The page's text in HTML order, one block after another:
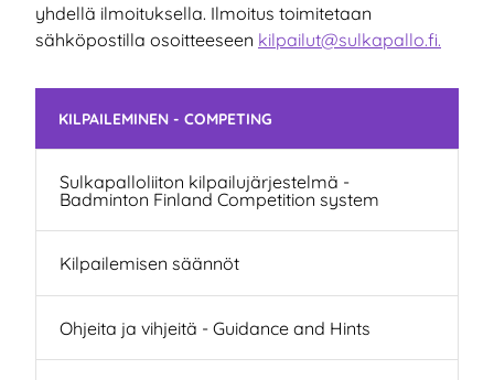
yhdellä ilmoituksella. Ilmoitus toimitetaan
sähköpostilla osoitteeseen kilpailut@sulkapallo.fi.
Ohita valikko
KILPAILEMINEN - COMPETING
Sulkapalloliiton kilpailujärjestelmä -
Badminton Finland Competition system
Kilpailemisen säännöt
Ohjeita ja vihjeitä - Guidance and Hints